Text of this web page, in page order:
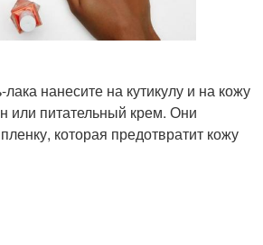
нанесите на кутикулу и на кожу
или питательный крем. Они
которая предотвратит кожу